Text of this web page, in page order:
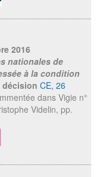
2016
nationales de
à la condition
décision CE, 26
dans Vigie n°
Videlin, pp.